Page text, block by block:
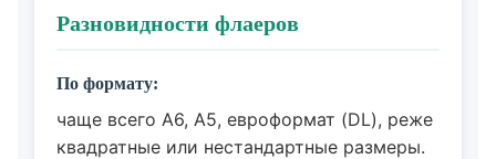
Разновидности флаеров
По формату:
чаще всего A6, A5, евроформат (DL), реже
квадратные или нестандартные размеры.